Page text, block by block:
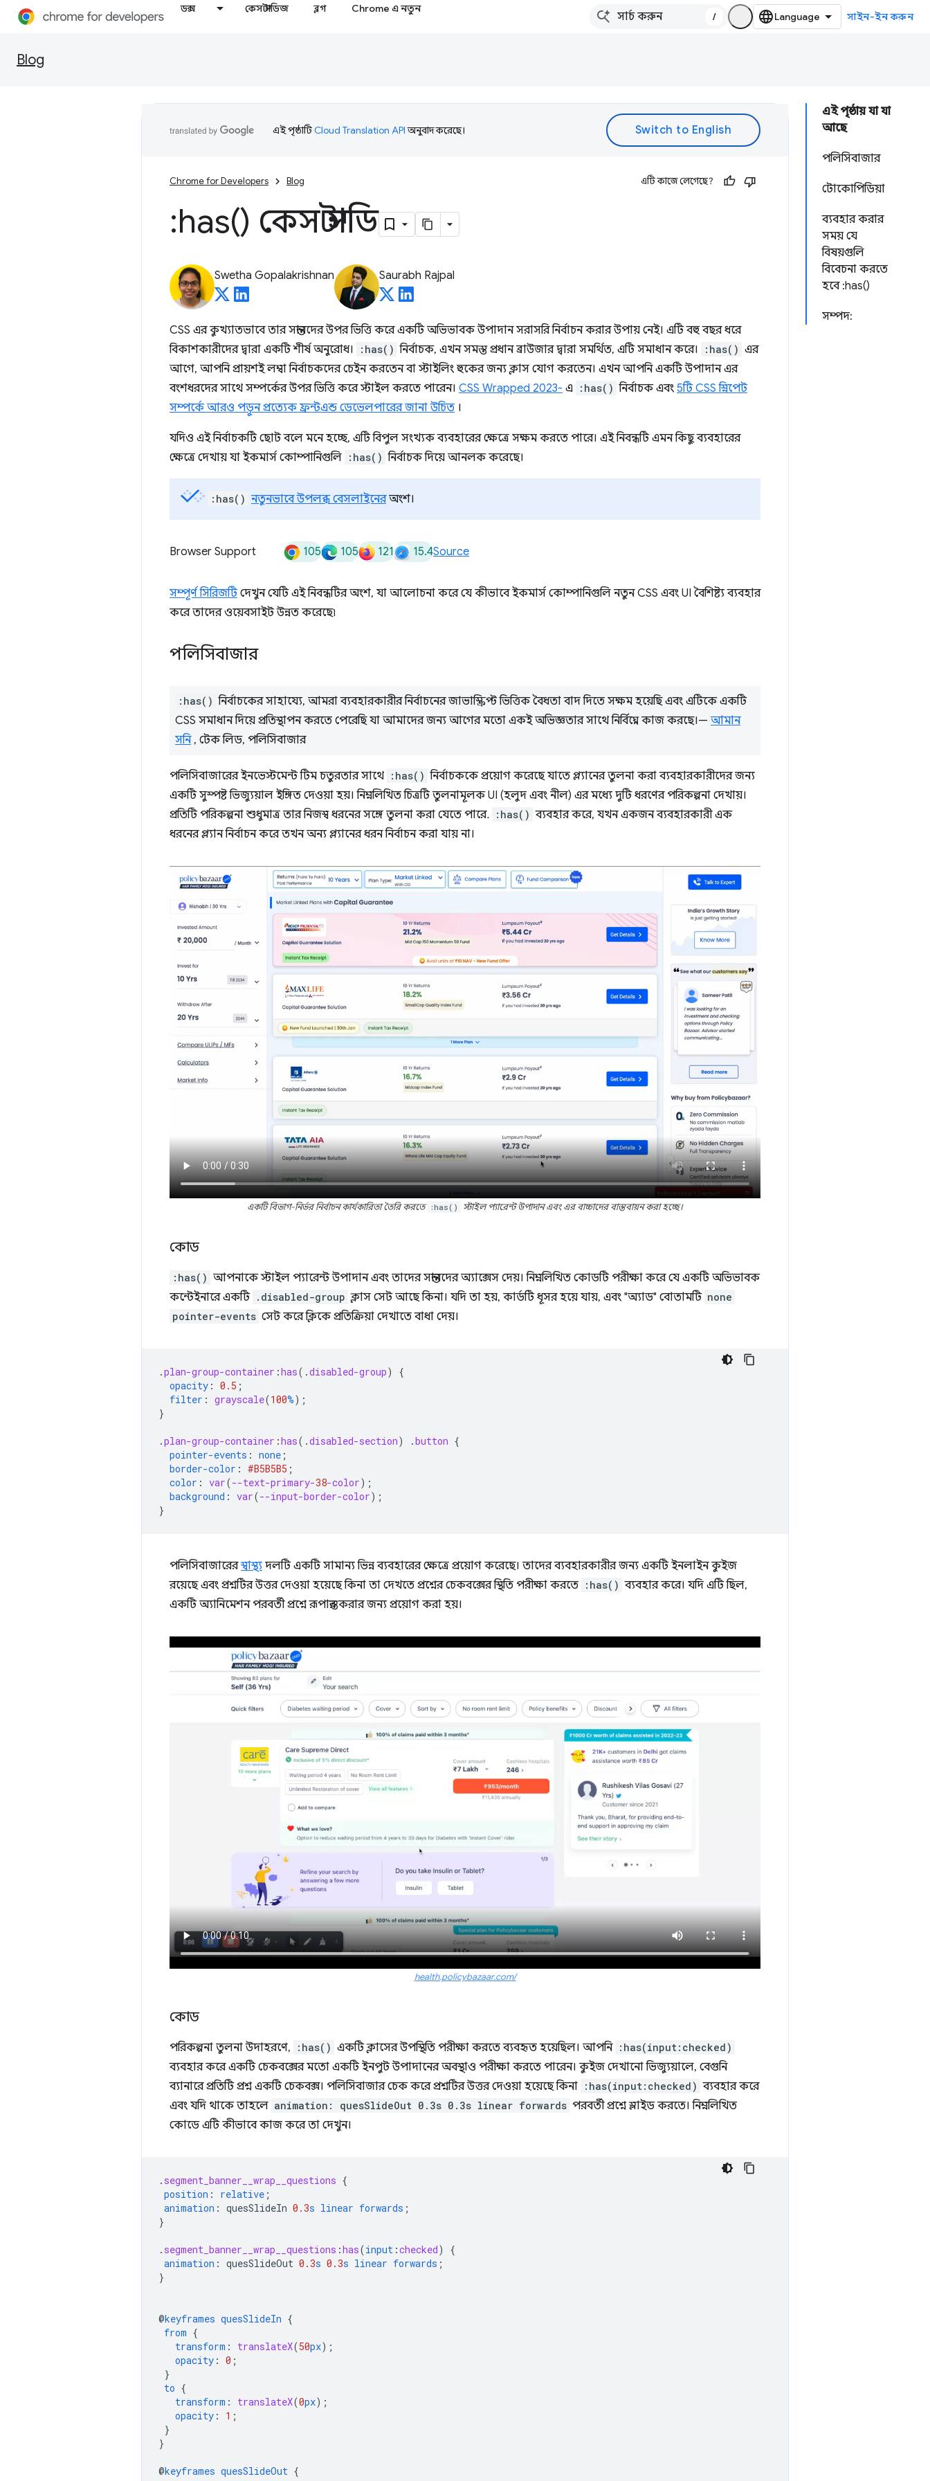
ডক্স কেস স্টাডিজ ব্লগ Chrome এ নতুন
/ সাইন-ইন করুন
Blog
এই পৃষ্ঠায় যা যা
আছে
পলিসিবাজার
টোকোপিডিয়া
ব্যবহার করার
সময় যে
বিষয়গুলি
বিবেচনা করতে
হবে :has()
সম্পদ:
এই পৃষ্ঠাটিCloud Translation APIঅনুবাদ করেছে।
Chrome for Developers Blog এটি কাজে লেগেছে?
:has() কেস স্টাডি
Swetha Gopalakrishnan Saurabh Rajpal
CSS এর কুখ্যাতভাবে তার সন্তানদের উপর ভিত্তি করে একটি অভিভাবক উপাদান সরাসরি নির্বাচন করার উপায় নেই। এটি বহু বছর ধরে
বিকাশকারীদের দ্বারা একটি শীর্ষ অনুরোধ।
:has() নির্বাচক, এখন সমস্ত প্রধান ব্রাউজার দ্বারা সমর্থিত, এটি সমাধান করে। :has() এর
আগে, আপনি প্রায়শই লম্বা নির্বাচকদের চেইন করতেন বা স্টাইলিং হুকের জন্য ক্লাস যোগ করতেন। এখন আপনি একটি উপাদান এর
বংশধরদের সাথে সম্পর্কের উপর ভিত্তি করে স্টাইল করতে পারেন। CSS Wrapped 2023- এ :has() নির্বাচক এবং 5টি CSS স্নিপেট
সম্পর্কে আরও পড়ুন প্রত্যেক ফ্রন্টএন্ড ডেভেলপারের জানা উচিত ।
যদিও এই নির্বাচকটি ছোট বলে মনে হচ্ছে, এটি বিপুল সংখ্যক ব্যবহারের ক্ষেত্রে সক্ষম করতে পারে। এই নিবন্ধটি এমন কিছু ব্যবহারের
ক্ষেত্রে দেখায় যা ইকমার্স কোম্পানিগুলি :has() নির্বাচক দিয়ে আনলক করেছে।
:has() নতুনভাবে উপলব্ধ বেসলাইনেরঅংশ।
Browser Support 105 105 121 15.4Source
সম্পূর্ণ সিরিজটিদেখুন যেটি এই নিবন্ধটির অংশ, যা আলোচনা করে যে কীভাবে ইকমার্স কোম্পানিগুলি নতুন CSS এবং UI বৈশিষ্ট্য ব্যবহার
করে তাদের ওয়েবসাইট উন্নত করেছে৷
পলিসিবাজার
:has() নির্বাচকের সাহায্যে, আমরা ব্যবহারকারীর নির্বাচনের জাভাস্ক্রিপ্ট ভিত্তিক বৈধতা বাদ দিতে সক্ষম হয়েছি এবং এটিকে একটি
CSS সমাধান দিয়ে প্রতিস্থাপন করতে পেরেছি যা আমাদের জন্য আগের মতো একই অভিজ্ঞতার সাথে নির্বিঘ্নে কাজ করছে।— আমান
সনি, টেক লিড, পলিসিবাজার
পলিসিবাজারের ইনভেস্টমেন্ট টিম চতুরতার সাথে :has() নির্বাচককে প্রয়োগ করেছে যাতে প্ল্যানের তুলনা করা ব্যবহারকারীদের জন্য
একটি সুস্পষ্ট ভিজ্যুয়াল ইঙ্গিত দেওয়া হয়। নিম্নলিখিত চিত্রটি তুলনামূলক UI (হলুদ এবং নীল) এর মধ্যে দুটি ধরণের পরিকল্পনা দেখায়।
প্রতিটি পরিকল্পনা শুধুমাত্র তার নিজস্ব ধরনের সঙ্গে তুলনা করা যেতে পারে. :has() ব্যবহার করে, যখন একজন ব্যবহারকারী এক
ধরনের প্ল্যান নির্বাচন করে তখন অন্য প্ল্যানের ধরন নির্বাচন করা যায় না।
একটি বিভাগ-নির্ভর নির্বাচন কার্যকারিতা তৈরি করতে :has() স্টাইল প্যারেন্ট উপাদান এবং এর বাচ্চাদের বাস্তবায়ন করা হচ্ছে।
কোড
:has() আপনাকে স্টাইল প্যারেন্ট উপাদান এবং তাদের সন্তানদের অ্যাক্সেস দেয়। নিম্নলিখিত কোডটি পরীক্ষা করে যে একটি অভিভাবক
কন্টেইনারে একটি .disabled-group ক্লাস সেট আছে কিনা। যদি তা হয়, কার্ডটি ধূসর হয়ে যায়, এবং "অ্যাড" বোতামটি none
pointer-events সেট করে ক্লিকে প্রতিক্রিয়া দেখাতে বাধা দেয়।
.plan-group-container :has( .disabled-group)
{
opacity : 0.5 ;
filter : grayscale(100%);
}
.plan-group-container :has( .disabled-section) .button {
pointer-events : none ;
border-color : #B5B5B5 ;
color : var(--text-primary-38-color);
background : var(--input-border-color);
}
পলিসিবাজারেরস্বাস্থ্য দলটি একটি সামান্য ভিন্ন ব্যবহারের ক্ষেত্রে প্রয়োগ করেছে। তাদের ব্যবহারকারীর জন্য একটি ইনলাইন কুইজ
রয়েছে এবং প্রশ্নটির উত্তর দেওয়া হয়েছে কিনা তা দেখতে প্রশ্নের চেকবক্সের স্থিতি পরীক্ষা করতে :has() ব্যবহার করে। যদি এটি ছিল,
একটি অ্যানিমেশন পরবর্তী প্রশ্নে রূপান্তর করার জন্য প্রয়োগ করা হয়।
health.policybazaar.com/
কোড
পরিকল্পনা তুলনা উদাহরণে, :has() একটি ক্লাসের উপস্থিতি পরীক্ষা করতে ব্যবহৃত হয়েছিল। আপনি :has(input:checked)
ব্যবহার করে একটি চেকবক্সের মতো একটি ইনপুট উপাদানের অবস্থাও পরীক্ষা করতে পারেন। কুইজ দেখানো ভিজ্যুয়ালে, বেগুনি
ব্যানারে প্রতিটি প্রশ্ন একটি চেকবক্স। পলিসিবাজার চেক করে প্রশ্নটির উত্তর দেওয়া হয়েছে কিনা :has(input:checked) ব্যবহার করে
এবং যদি থাকে তাহলে animation: quesSlideOut 0.3s 0.3s linear forwards পরবর্তী প্রশ্নে স্লাইড করতে। নিম্নলিখিত
কোডে এটি কীভাবে কাজ করে তা দেখুন।
. segment_banner__wrap__questions {
position : relative ;
animation : quesSlideIn 0.3s linear forwards ;
}
. segment_banner__wrap__questions :has(input :checked)
{
animation : quesSlideOut 0.3s 0.3s linear forwards ;
}
@keyframes quesSlideIn {
from {
transform : translateX(50px);
opacity : 0 ;
}
to {
transform : translateX(0px);
opacity : 1 ;
}
}
@keyframes quesSlideOut {